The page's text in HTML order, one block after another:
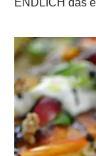
ENDLICH das